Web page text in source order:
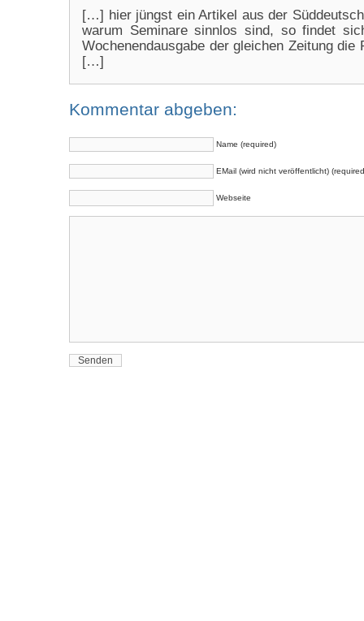
[…] hier jüngst ein Artikel aus der
warum Seminare sinnlos sind, so findet
Wochenendausgabe der gleichen Zeitung die
[…]
Kommentar abgeben:
Name (required)
EMail (wird nicht veröffentlicht)
Webseite